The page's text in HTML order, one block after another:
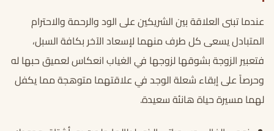
عندما تبنى العلاقة بين الشريكين على الود والرحمة والاحترام
المتبادل يسعى كل طرف منهما لإسعاد الآخر بكافة السبل،
فتعبير الزوجة بشوقها لزوجها في الغياب انعكاس لعميق حبها له
وحرصاً على إبقاء شعلة الوجد في علاقتهما متوهجة مما يكفل
لهما مسيرة حياة هانئة سعيدة.